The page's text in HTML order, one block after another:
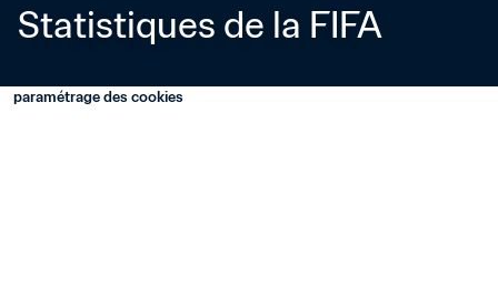
Statistiques de la FIFA
paramétrage des cookies